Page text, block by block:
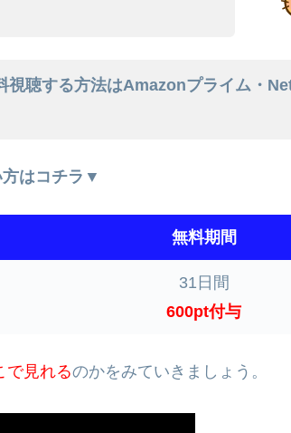
視聴する方法はAmazonプライム・
はコチラ▼
無料期間
31日間
600pt付与
で見れるのかをみていきましょう。